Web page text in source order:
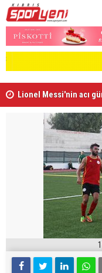
Lionel Messi'nin acı